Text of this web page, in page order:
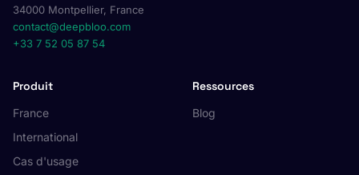
34000 Montpellier, France
contact@deepbloo.com
+33 7 52 05 87 54
Produit
France
International
Cas d'usage
Ressources
Blog